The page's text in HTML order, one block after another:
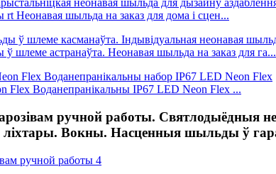
Неонавая шыльда на заказ для дома і сцен...
шлеме астранаўта. Неонавая шыльда на заказ для га...
Flex Воданепранікальны IP67 LED Neon Flex ...
ручной работы. Святлодыёдныя
ліхтары. Вокны. Насценныя шыльды ў